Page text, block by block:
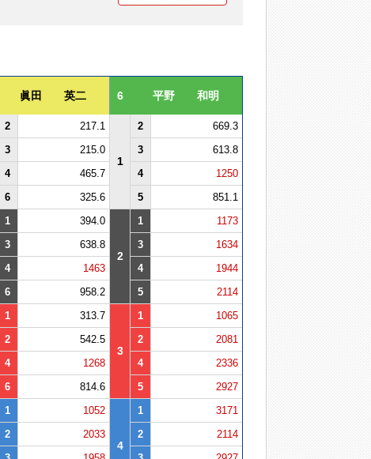
眞田 英二 6 平野 和明
2 217.1
1
2
669.3
3 215.0 3
613.8
4 465.7 4
1250
6 325.6 5 851.1
1 394.0
2
1
1173
3 638.8 3
1634
4 1463 4
1944
6 958.2 5 2114
1 313.7
3
1
1065
2 542.5 2
2081
4 1268 4
2336
6 814.6 5 2927
1 1052
4
1
3171
2 2033 2
2114